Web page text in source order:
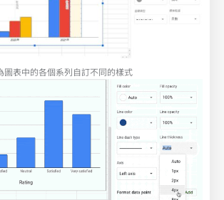
圖表中的各個系列自訂不同的樣式